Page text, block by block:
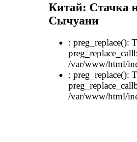
Китай: Стачка
Сычуани
: preg_replace():
/var/www/html/
: preg_replace():
/var/www/html/